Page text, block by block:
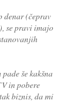
denar (čeprav
se pravi imajo
še kakšna
in pobere
biznis, da mi